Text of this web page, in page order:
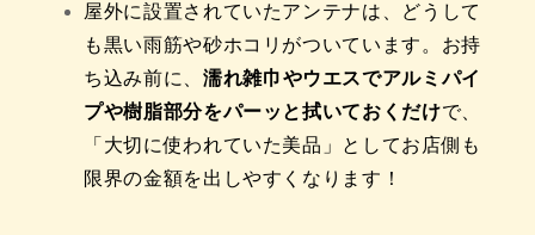
屋外に設置されていたアンテナは、どうして
も黒い雨筋や砂ホコリがついています。お持
ち込み前に、 濡れ雑巾やウエスでアルミパイ
プや樹脂部分をパーッと拭いておくだけで、
「大切に使われていた美品」としてお店側も
限界の金額を出しやすくなります！